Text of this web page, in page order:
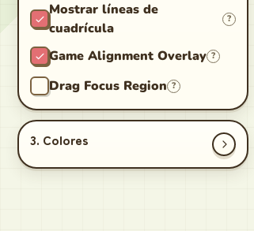
Mostrar líneas de
cuadrícula
?
Game Alignment Overlay ?
Drag Focus Region ?
3. Colores